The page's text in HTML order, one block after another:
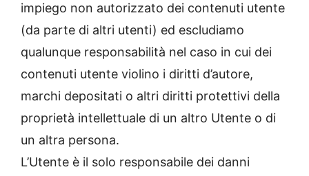
impiego non autorizzato dei contenuti utente
(da parte di altri utenti) ed escludiamo
qualunque responsabilità nel caso in cui dei
contenuti utente violino i diritti d’autore,
marchi depositati o altri diritti protettivi della
proprietà intellettuale di un altro Utente o di
un altra persona.
L’Utente è il solo responsabile dei danni